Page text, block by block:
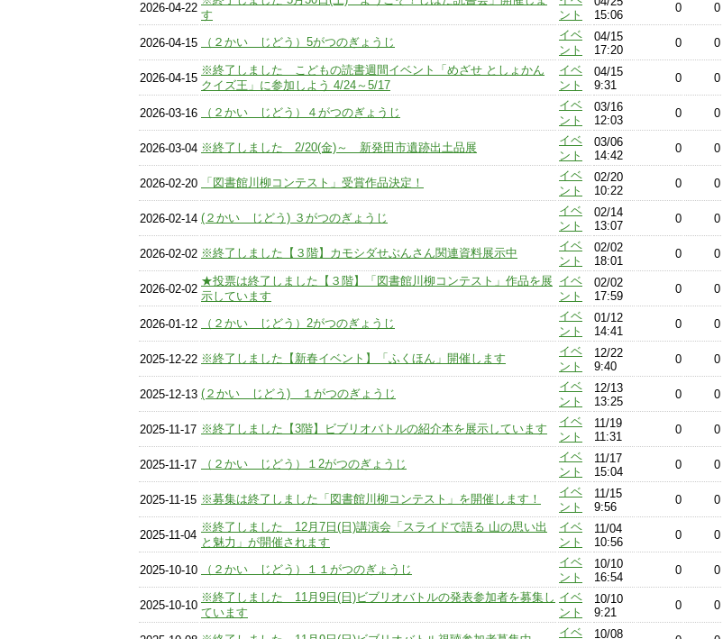
2026-04-22
す
ント
15:06
0 0
2026-04-15 （２かい じどう）5がつのぎょうじ
イベ
ント
04/15
17:20
0 0
2026-04-15
※終了しました こどもの読書週間イベント「めざせ としょかん
クイズ王」に参加しよう 4/24～5/17
イベ
ント
04/15
9:31
0 0
2026-03-16 （２かい じどう）４がつのぎょうじ
イベ
ント
03/16
12:03
0 0
2026-03-04 ※終了しました 2/20(金)～ 新発田市遺跡出土品展
イベ
ント
03/06
14:42
0 0
2026-02-20 「図書館川柳コンテスト」受賞作品決定！
イベ
ント
02/20
10:22
0 0
2026-02-14 (２かい じどう) ３がつのぎょうじ
イベ
ント
02/14
13:07
0 0
2026-02-02 ※終了しました【３階】カモシダせぶんさん関連資料展示中
イベ
ント
02/02
18:01
0 0
2026-02-02
★投票は終了しました【３階】「図書館川柳コンテスト」作品を展
示しています
イベ
ント
02/02
17:59
0 0
2026-01-12 （２かい じどう）2がつのぎょうじ
イベ
ント
01/12
14:41
0 0
2025-12-22 ※終了しました【新春イベント】「ふくほん」開催します
イベ
ント
12/22
9:40
0 0
2025-12-13 (２かい じどう) １がつのぎょうじ
イベ
ント
12/13
13:25
0 0
2025-11-17 ※終了しました【3階】ビブリオバトルの紹介本を展示しています
イベ
ント
11/19
11:31
0 0
2025-11-17 （２かい じどう）１2がつのぎょうじ
イベ
ント
11/17
15:04
0 0
2025-11-15 ※募集は終了しました「図書館川柳コンテスト」を開催します！
イベ
ント
11/15
9:56
0 0
2025-11-04
※終了しました 12月7日(日)講演会「スライドで語る 山の思い出
と魅力」が開催されます
イベ
ント
11/04
10:56
0 0
2025-10-10 （２かい じどう）１１がつのぎょうじ
イベ
ント
10/10
16:54
0 0
2025-10-10
※終了しました 11月9日(日)ビブリオバトルの発表参加者を募集し
ています
イベ
ント
10/10
9:21
0 0
イベ 10/08